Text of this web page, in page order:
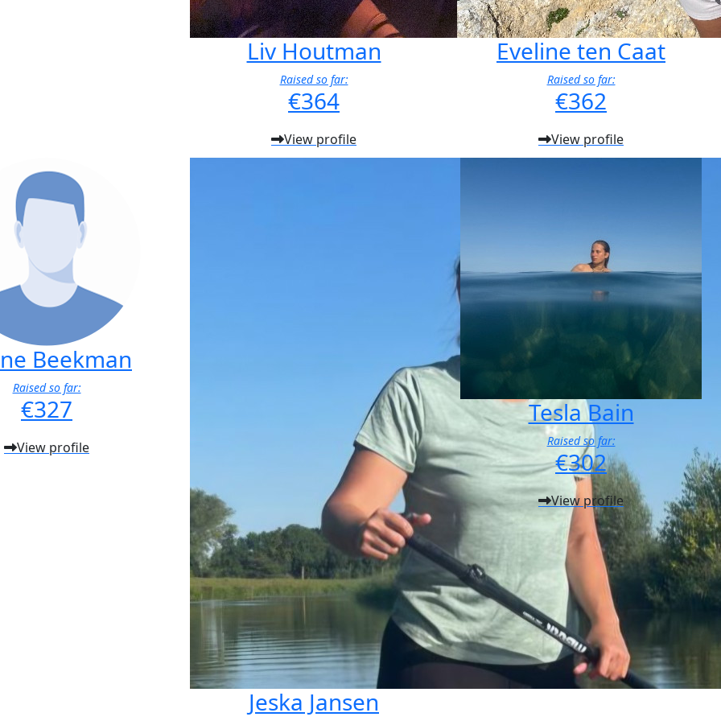
Liv Houtman
Raised so far:
€364
View profile
Eveline ten Caat
Raised so far:
€362
View profile
Beekman
Raised so far:
€327
View profile
Jeska Jansen
Tesla Bain
Raised so far:
€302
View profile